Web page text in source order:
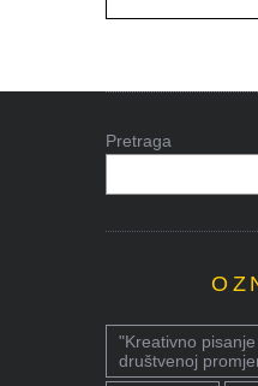
Pretraga
"Kreativno
društvenoj